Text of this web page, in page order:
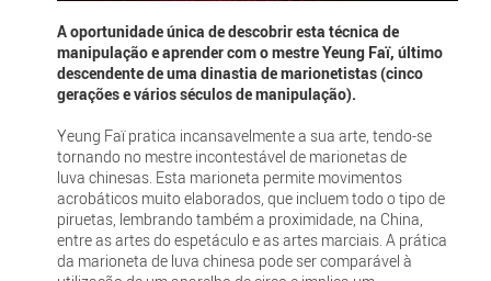
A oportunidade única de descobrir esta técnica de
manipulação e aprender com o mestre Yeung Faï, último
descendente de uma dinastia de marionetistas (cinco
gerações e vários séculos de manipulação).
Yeung Faï pratica incansavelmente a sua arte, tendo-se
tornando no mestre incontestável de marionetas de
luva chinesas. Esta marioneta permite movimentos
acrobáticos muito elaborados, que incluem todo o tipo de
piruetas, lembrando também a proximidade, na China,
entre as artes do espetáculo e as artes marciais. A prática
da marioneta de luva chinesa pode ser comparável à